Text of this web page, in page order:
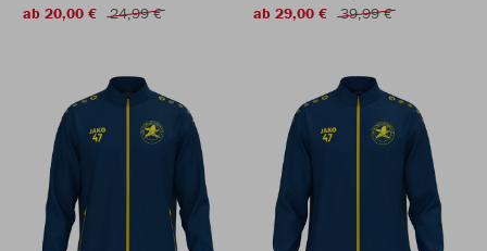
ab 20,00 €
24,99 €
ab 29,00 €
39,99 €